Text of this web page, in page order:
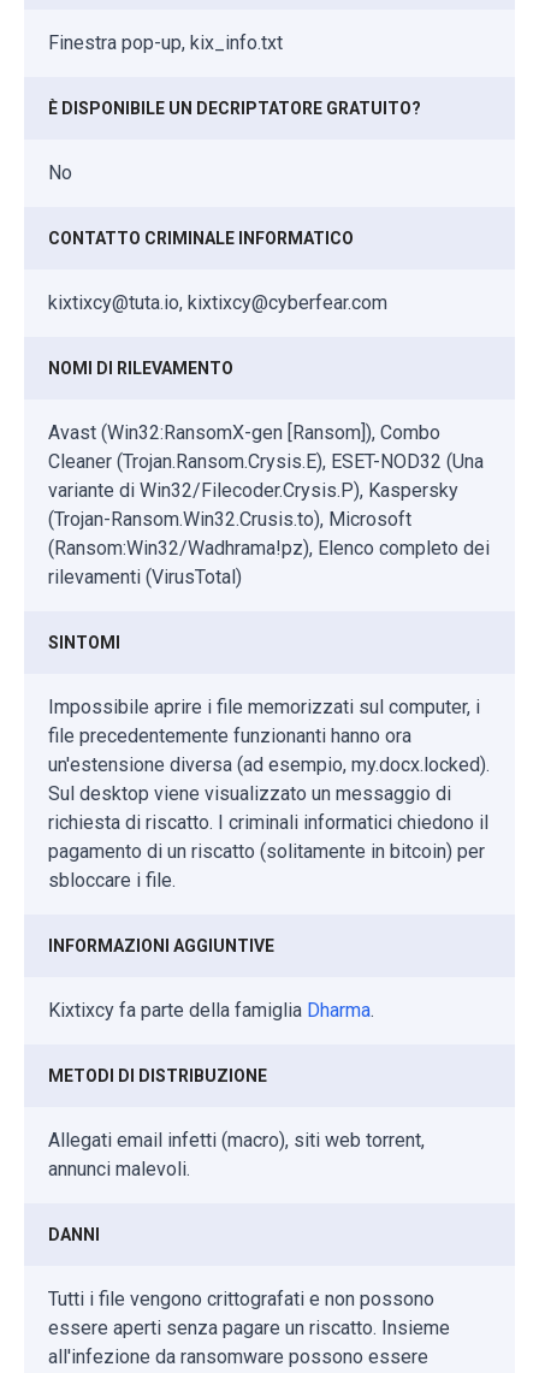
Finestra pop-up, kix_info.txt
È DISPONIBILE UN DECRIPTATORE GRATUITO?
No
CONTATTO CRIMINALE INFORMATICO
kixtixcy@tuta.io, kixtixcy@cyberfear.com
NOMI DI RILEVAMENTO
Avast (Win32:RansomX-gen [Ransom]), Combo
Cleaner (Trojan.Ransom.Crysis.E), ESET-NOD32 (Una
variante di Win32/Filecoder.Crysis.P), Kaspersky
(Trojan-Ransom.Win32.Crusis.to), Microsoft
(Ransom:Win32/Wadhrama!pz), Elenco completo dei
rilevamenti (VirusTotal)
SINTOMI
Impossibile aprire i file memorizzati sul computer, i
file precedentemente funzionanti hanno ora
un'estensione diversa (ad esempio, my.docx.locked).
Sul desktop viene visualizzato un messaggio di
richiesta di riscatto. I criminali informatici chiedono il
pagamento di un riscatto (solitamente in bitcoin) per
sbloccare i file.
INFORMAZIONI AGGIUNTIVE
Kixtixcy fa parte della famiglia Dharma.
METODI DI DISTRIBUZIONE
Allegati email infetti (macro), siti web torrent,
annunci malevoli.
DANNI
Tutti i file vengono crittografati e non possono
essere aperti senza pagare un riscatto. Insieme
all'infezione da ransomware possono essere